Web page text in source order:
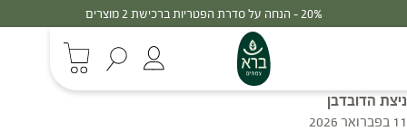
20% - הנחה על סדרת הפטריות ברכישת 2 מוצרים
ניצת הדובדבן
11 בפברואר 2026